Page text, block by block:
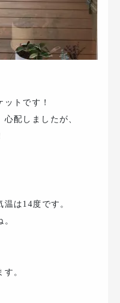
トです！
配しましたが、
は14度です。
。